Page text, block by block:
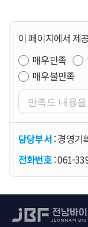
이 페이지에서 제
매우만족
매우불만족
담당부서: 경영기
전화번호: 061-